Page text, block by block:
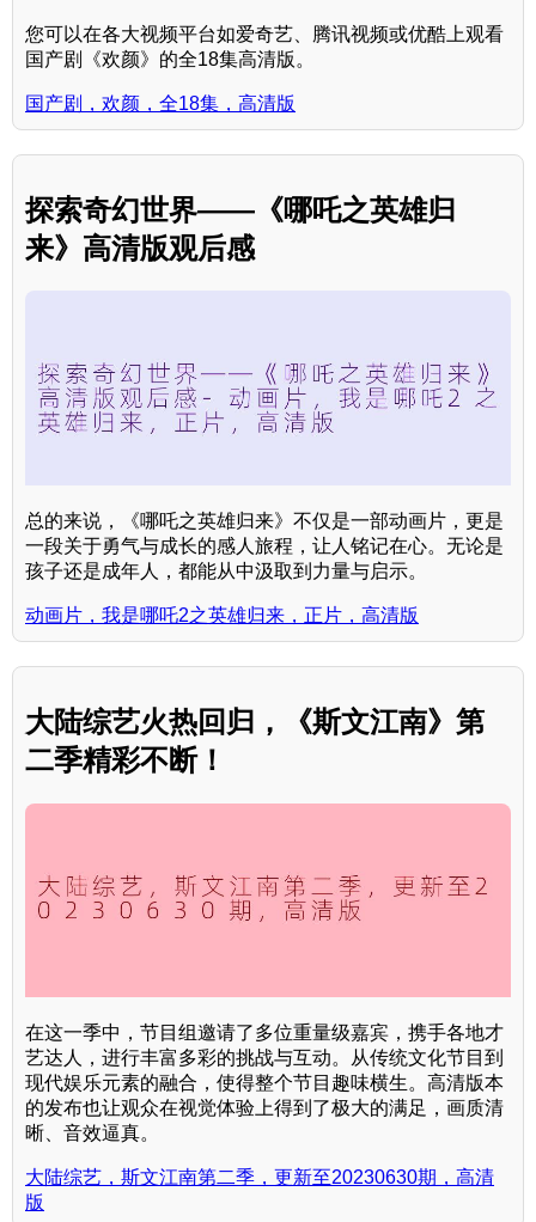
您可以在各大视频平台如爱奇艺、腾讯视频或优酷上观看
国产剧《欢颜》的全18集高清版。
国产剧，欢颜，全18集，高清版
探索奇幻世界——《哪吒之英雄归
来》高清版观后感
总的来说，《哪吒之英雄归来》不仅是一部动画片，更是
一段关于勇气与成长的感人旅程，让人铭记在心。无论是
孩子还是成年人，都能从中汲取到力量与启示。
动画片，我是哪吒2之英雄归来，正片，高清版
大陆综艺火热回归，《斯文江南》第
二季精彩不断！
在这一季中，节目组邀请了多位重量级嘉宾，携手各地才
艺达人，进行丰富多彩的挑战与互动。从传统文化节目到
现代娱乐元素的融合，使得整个节目趣味横生。高清版本
的发布也让观众在视觉体验上得到了极大的满足，画质清
晰、音效逼真。
大陆综艺，斯文江南第二季，更新至20230630期，高清
版